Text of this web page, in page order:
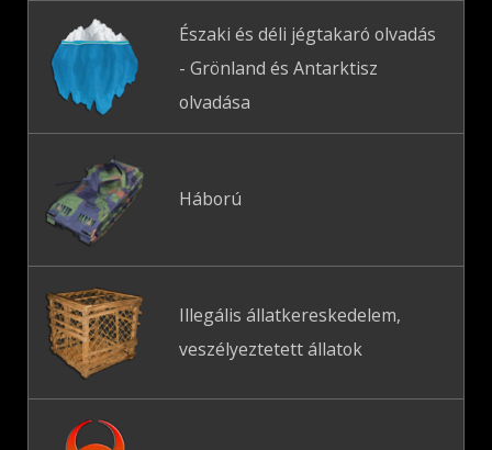
Északi és déli jégtakaró olvadás
- Grönland és Antarktisz
olvadása
Háború
Illegális állatkereskedelem,
veszélyeztetett állatok